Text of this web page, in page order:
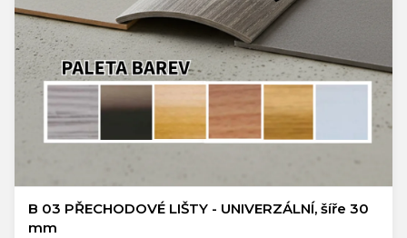
B 03 PŘECHODOVÉ LIŠTY - UNIVERZÁLNÍ, šíře 30
mm